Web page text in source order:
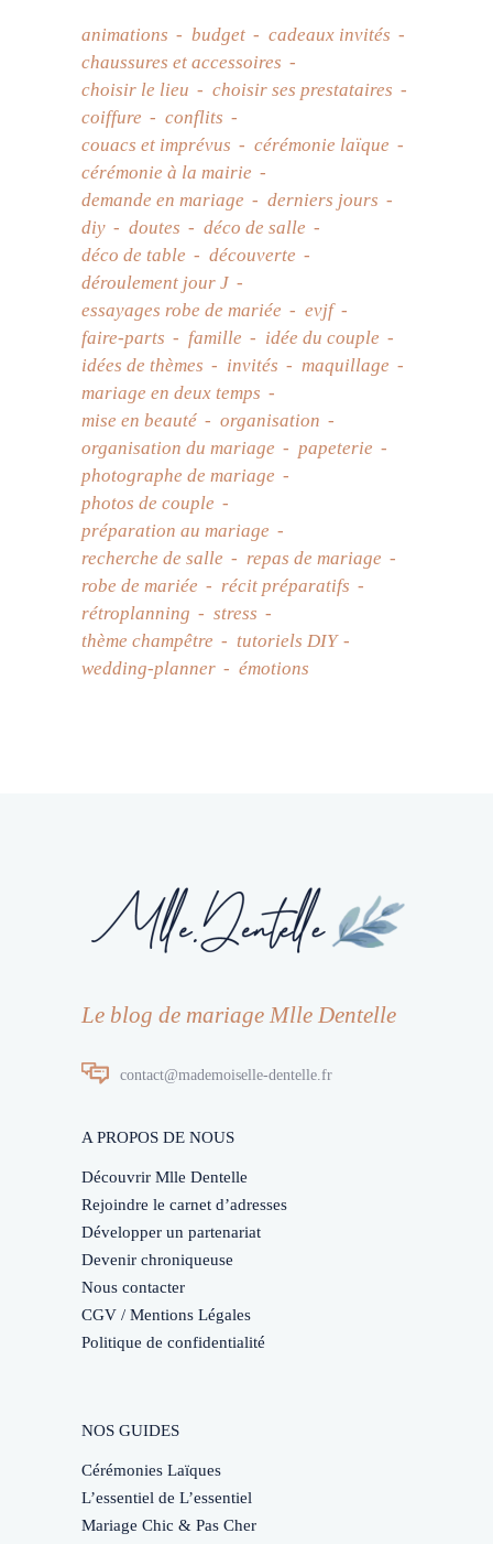
animations budget
cadeaux invités
chaussures et accessoires
choisir le lieu
choisir ses prestataires
coiffure
conflits
couacs et imprévus
cérémonie laïque
cérémonie à la mairie
demande en mariage
derniers jours
diy
doutes
déco de salle
déco de table
découverte
déroulement jour J
essayages robe de mariée
evjf
faire-parts
famille
idée du couple
idées de thèmes
invités
maquillage
mariage en deux temps
mise en beauté
organisation
organisation du mariage
papeterie
photographe de mariage
photos de couple
préparation au mariage
recherche de salle
repas de mariage
robe de mariée
récit préparatifs
rétroplanning
stress
thème champêtre
tutoriels DIY
wedding-planner
émotions
Le blog de mariage Mlle Dentelle
contact@mademoiselle-dentelle.fr
A PROPOS DE NOUS
Découvrir Mlle Dentelle
Rejoindre le carnet d’adresses
Développer un partenariat
Devenir chroniqueuse
Nous contacter
CGV / Mentions Légales
Politique de confidentialité
NOS GUIDES
Cérémonies Laïques
L’essentiel de L’essentiel
Mariage Chic & Pas Cher